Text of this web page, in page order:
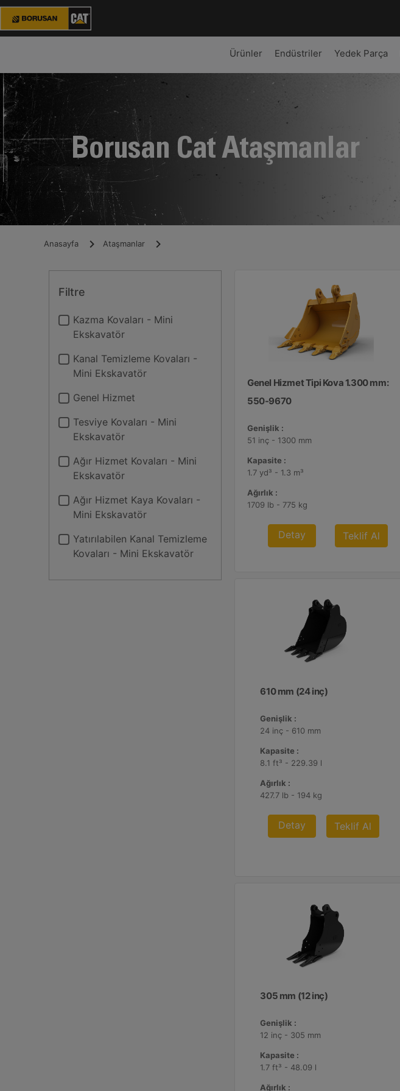
Ürünler Endüstriler Yedek Parça
Borusan Cat Ataşmanlar
Anasayfa Ataşmanlar
Filtre
Kazma Kovaları - Mini
Ekskavatör
Kanal Temizleme Kovaları -
Mini Ekskavatör
Genel Hizmet
Tesviye Kovaları - Mini
Ekskavatör
Ağır Hizmet Kovaları - Mini
Ekskavatör
Ağır Hizmet Kaya Kovaları -
Mini Ekskavatör
Yatırılabilen Kanal Temizleme
Kovaları - Mini Ekskavatör
Genel Hizmet Tipi Kova 1.300 mm:
550-9670
Genişlik :
51 inç - 1300 mm
Kapasite :
1.7 yd³ - 1.3 m³
Ağırlık :
1709 lb - 775 kg
Detay Teklif Al
610 mm (24 inç)
Genişlik :
24 inç - 610 mm
Kapasite :
8.1 ft³ - 229.39 l
Ağırlık :
427.7 lb - 194 kg
Detay Teklif Al
305 mm (12 inç)
Genişlik :
12 inç - 305 mm
Kapasite :
1.7 ft³ - 48.09 l
Ağırlık :